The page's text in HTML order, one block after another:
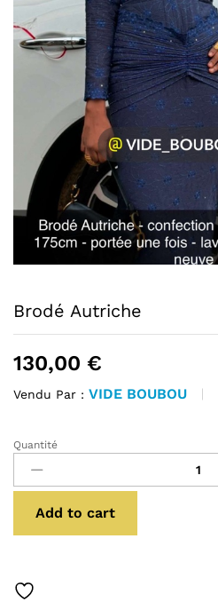
Brodé Autriche
130,00 €
Vendu Par : VIDE BOUBOU
Brodé
Autriche
quantité
Quantité
Add to cart